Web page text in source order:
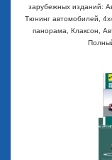
зарубежных изданий:
Тюнинг автомобилей,
панорама, Клаксон,